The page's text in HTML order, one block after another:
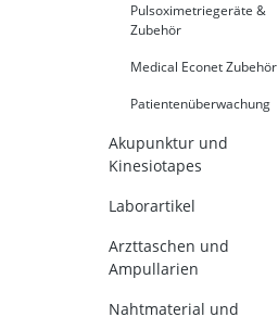
Pulsoximetriegeräte &
Zubehör
Medical Econet Zubehör
Patientenüberwachung
Akupunktur und
Kinesiotapes
Laborartikel
Arzttaschen und
Ampullarien
Nahtmaterial und